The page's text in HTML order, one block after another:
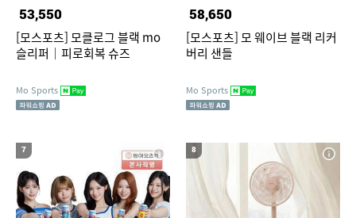
53,550
[모스포츠] 모클로그 블랙 mo
슬리퍼｜피로회복 슈즈
Mo Sports
58,650
[모스포츠] 모 웨이브 블랙 리커
버리 샌들
Mo Sports
7 8